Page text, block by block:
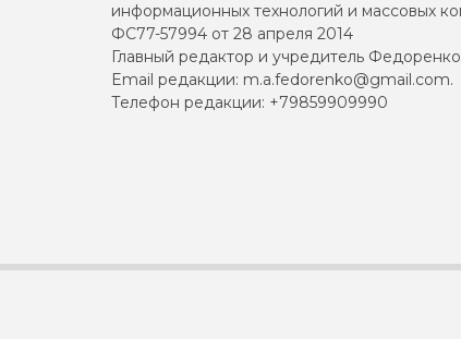
информационных технологий и массовых
ФС77-57994 от 28 апреля 2014
Главный редактор и учредитель
Email редакции: m.a.fedorenko@gmail.com.
Телефон редакции: +79859909990